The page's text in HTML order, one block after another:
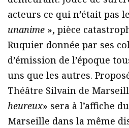
acteurs ce qui n’était pas
unanime », pièce
Ruquier donnée par ses
d’émission de l’époque
uns que les autres.
Théâtre Silvain de
heureux» sera à l’affiche
Marseille dans la même